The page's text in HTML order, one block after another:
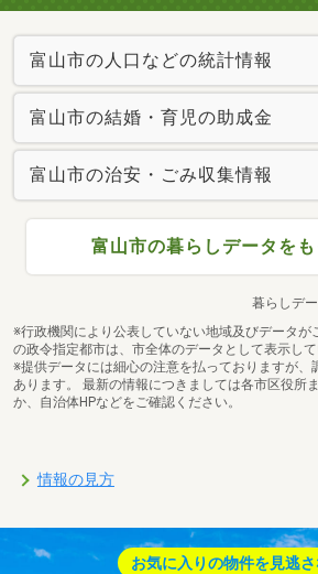
富山市の人口などの統計情報
富山市の結婚・育児の助成金
富山市の治安・ごみ収集情報
富山市の暮らしデータを
暮らしデ
※行政機関により公表していない地域及びデータが
の政令指定都市は、市全体のデータとして表示して
※提供データには細心の注意を払っておりますが、
あります。 最新の情報につきましては各市区役所
か、自治体HPなどをご確認ください。
情報の見方
お気に入りの物件を見逃さ